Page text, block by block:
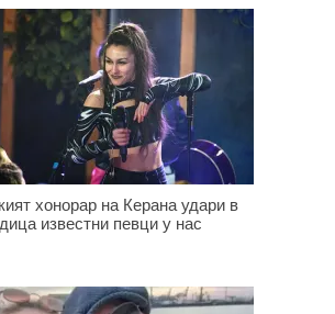
хонорар на Керана удари в
известни певци у нас